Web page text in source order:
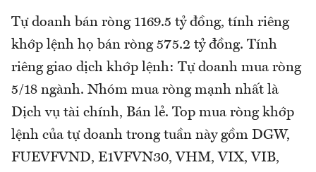
Tự doanh bán ròng 1169.5 tỷ đồng, tính riêng
khớp lệnh họ bán ròng 575.2 tỷ đồng. Tính
riêng giao dịch khớp lệnh: Tự doanh mua ròng
5/18 ngành. Nhóm mua ròng mạnh nhất là
Dịch vụ tài chính, Bán lẻ. Top mua ròng khớp
lệnh của tự doanh trong tuần này gồm DGW,
FUEVFVND, E1VFVN30, VHM, VIX, VIB,